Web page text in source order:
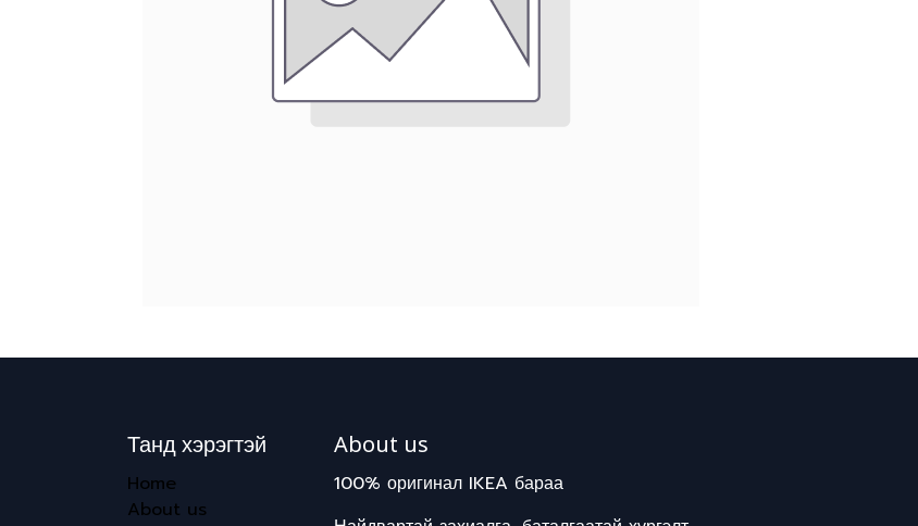
Танд хэрэгтэй
Home
About us
About us
100% оригинал IKEA бараа